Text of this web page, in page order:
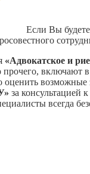
Если Вы
«Адвокатское и
включают
за консультацией
всегда